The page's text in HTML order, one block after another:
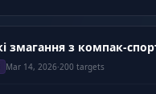
змагання з компак-
Mar 14, 2026·200 targets